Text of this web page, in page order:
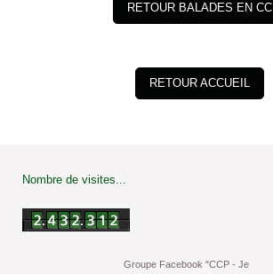
RETOUR BALADES EN CC
RETOUR ACCUEIL
Nombre de visites...
Groupe Facebook "CCP - Je